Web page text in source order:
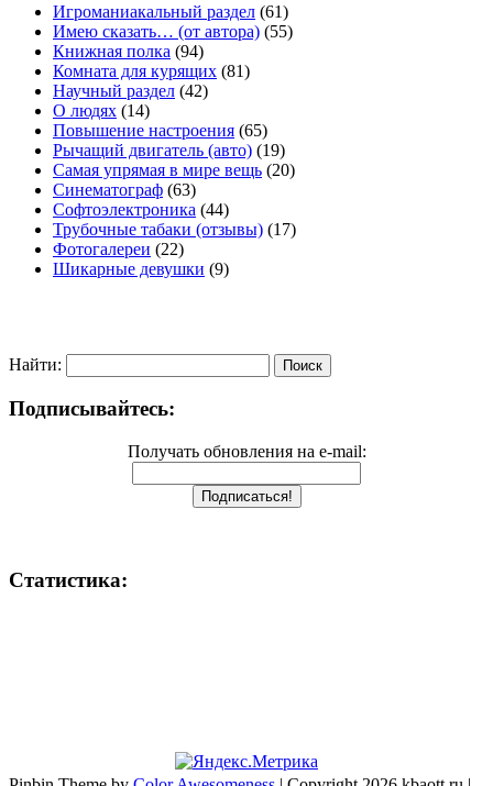
Игроманиакальный раздел (61)
Имею сказать… (от автора) (55)
Книжная полка (94)
Комната для курящих (81)
Научный раздел (42)
О людях (14)
Повышение настроения (65)
Рычащий двигатель (авто) (19)
Самая упрямая в мире вещь (20)
Синематограф (63)
Софтоэлектроника (44)
Трубочные табаки (отзывы) (17)
Фотогалереи (22)
Шикарные девушки (9)
Найти:
Подписывайтесь:
Получать обновления на e-mail:
Статистика: